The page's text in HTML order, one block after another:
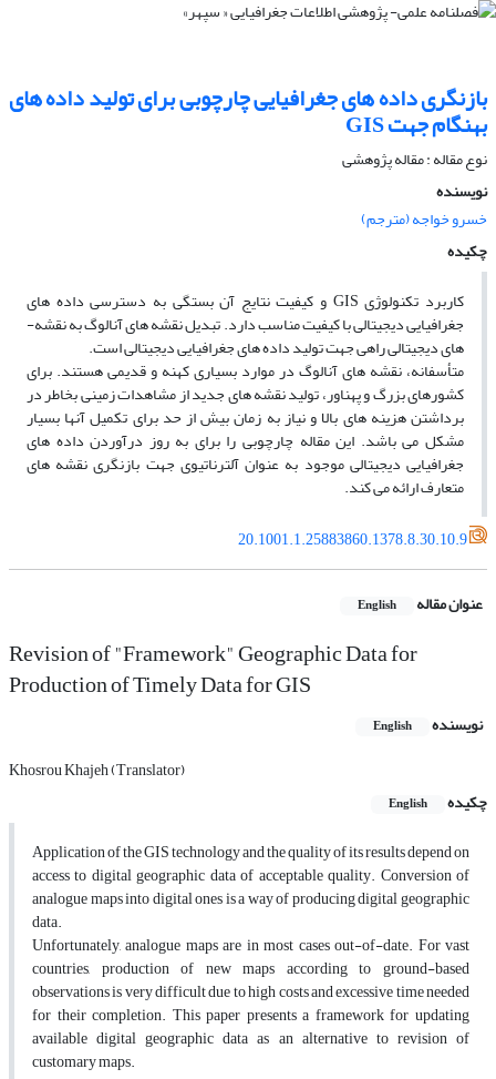
بازنگری داده های جغرافیایی چارچوبی برای تولید داده های
بهنگام جهت GIS
نوع مقاله : مقاله پژوهشی
نویسنده
خسرو خواجه (مترجم)
چکیده
کاربرد تکنولوژی GIS و کیفیت نتایج آن بستگی به دسترسی داده ­های
جغرافیایی دیجیتالی با کیفیت مناسب دارد. تبدیل نقشه ­های آنالوگ به نقشه­
های دیجیتالی راهی جهت تولید داده­ های جغرافیایی دیجیتالی است.
متأسفانه، نقشه­ های آنالوگ در موارد بسیاری کهنه و قدیمی هستند. برای
کشورهای بزرگ و پهناور، تولید نقشه ­های جدید از مشاهدات زمینی بخاطر در
برداشتن هزینه­ های بالا و نیاز به زمان بیش از حد برای تکمیل آنها بسیار
مشکل می­ باشد. این مقاله چارچوبی را برای به روز درآوردن داده­ های
جغرافیایی دیجیتالی موجود به عنوان آلترناتیوی جهت بازنگری نقشه­ های
متعارف ارائه می­ کند.
20.1001.1.25883860.1378.8.30.10.9
عنوان مقاله English
Revision of "Framework" Geographic Data for
Production of Timely Data for GIS
نویسنده English
Khosrou Khajeh (Translator)
چکیده
English
Application of the GIS technology and the quality of its results depend on
access to digital geographic data of acceptable quality. Conversion of
analogue maps into digital ones is a way of producing digital geographic
data.
Unfortunately, analogue maps are in most cases out-of-date. For vast
countries, production of new maps according to ground-based
observations is very difficult due to high costs and excessive time needed
for their completion. This paper presents a framework for updating
available digital geographic data as an alternative to revision of
customary maps.